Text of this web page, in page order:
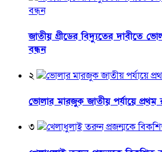
জাতীয় গ্রীডের বিদ্যুতের দাবীতে
বন্ধন
২
ভোলার মারজুক জাতীয় পর্যায়ে প্রথম
৩